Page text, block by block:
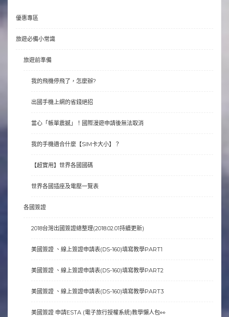
優惠專區
旅遊必備小常識
旅遊前準備
我的飛機停飛了，怎麼辦?
出國手機上網的省錢絕招
當心「帳單震撼」！國際漫遊申請後無法取消
我的手機適合什麼【SIM卡大小】？
【超實用】世界各國國碼
世界各國插座及電壓一覽表
各國簽證
2018台灣出國簽證總整理(2018.02.01持續更新)
美國簽證 、線上簽證申請表(DS-160)填寫教學PART1
美國簽證 、線上簽證申請表(DS-160)填寫教學PART2
美國簽證 、線上簽證申請表(DS-160)填寫教學PART3
美國簽證 申請ESTA (電子旅行授權系統)教學懶人包👀